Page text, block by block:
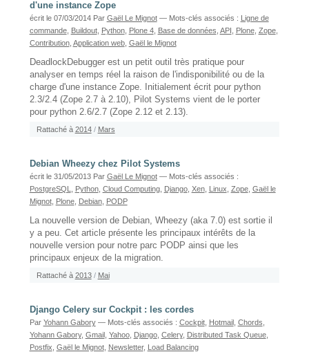
d'une instance Zope
écrit le 07/03/2014 Par Gaël Le Mignot — Mots-clés associés : Ligne de
commande, Buildout, Python, Plone 4, Base de données API Plone, Zope,
Contribution, Application web, Gaël le Mignot
DeadlockDebugger est un petit outil très pratique pour
analyser en temps réel la raison de l'indisponibilité ou de la
charge d'une instance Zope. Initialement écrit pour python
2.3/2.4 (Zope 2.7 à 2.10), Pilot Systems vient de le porter
pour python 2.6/2.7 (Zope 2.12 et 2.13).
Rattaché à 2014 / Mars
Debian Wheezy chez Pilot Systems
écrit le 31/05/2013 Par Gaël Le Mignot — Mots-clés associés :
PostgreSQL
Python, Cloud Computing, Django, Xen, Linux Zope, Gaël le
Mignot, Plone, Debian, PODP
La nouvelle version de Debian, Wheezy (aka 7.0) est sortie il
y a peu. Cet article présente les principaux intérêts de la
nouvelle version pour notre parc PODP ainsi que les
principaux enjeux de la migration.
Rattaché à 2013 / Mai
Django Celery sur Cockpit : les cordes
Par Yohann Gabory — Mots-clés associés : Cockpit, Hotmail, Chords
Yohann Gabory, Gmail, Yahoo, Django, Celery, Distributed Task Queue,
Postfix Gaël le Mignot, Newsletter, Load Balancing